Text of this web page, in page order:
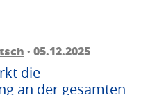
· 05.12.2025
die
an der gesamten